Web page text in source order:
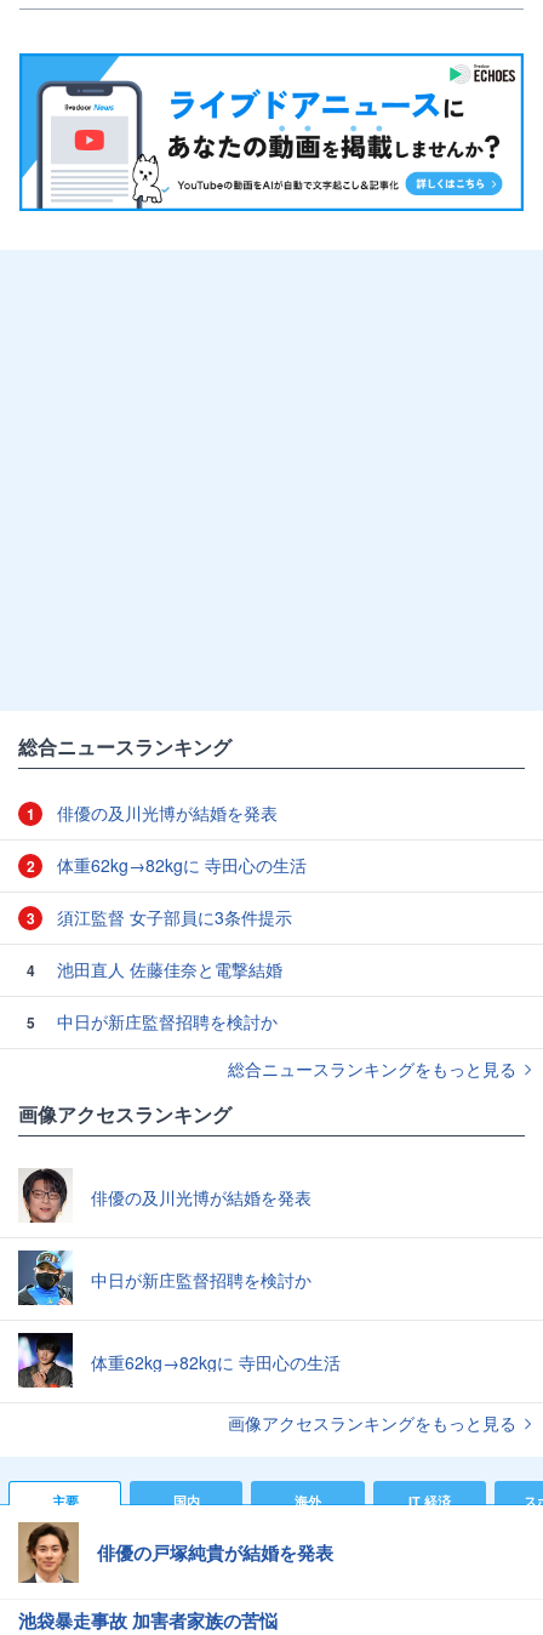
総合ニュースランキング
1 俳優の及川光博が結婚を発表
2 体重62kg→82kgに 寺田心の生活
3 須江監督 女子部員に3条件提示
4 池田直人 佐藤佳奈と電撃結婚
5
中日が新庄監督招聘を検討か
総合ニュースランキングをもっと見る
画像アクセスランキング
俳優の及川光博が結婚を発表
中日が新庄監督招聘を検討か
体重62kg→82kgに 寺田心の生活
画像アクセスランキングをもっと見る
主要 国内 海外 IT 経済 ス
俳優の戸塚純貴が結婚を発表
池袋暴走事故 加害者家族の苦悩